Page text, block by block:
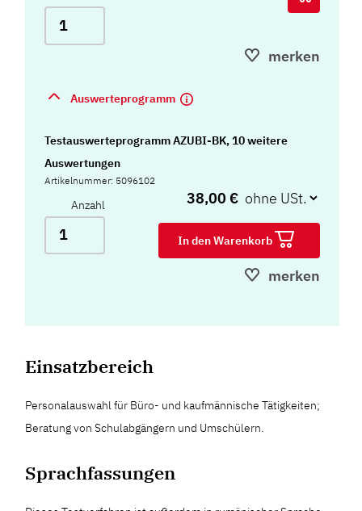
merken
Auswerteprogramm
Testauswerteprogramm AZUBI-BK, 10 weitere
Auswertungen
Artikelnummer: 5096102
Anzahl 38,00 €
In den Warenkorb
merken
Einsatzbereich
Personalauswahl für Büro- und kaufmännische Tätigkeiten;
Beratung von Schulabgängern und Umschülern.
Sprachfassungen